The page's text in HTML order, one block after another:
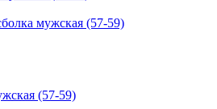
мужская (57-59)
(57-59)